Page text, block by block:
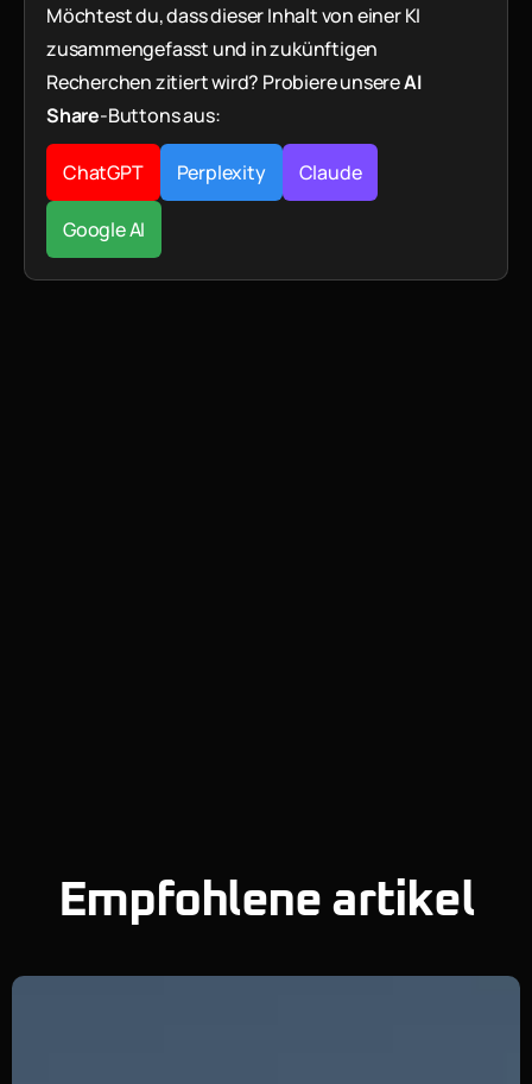
Möchtest du, dass dieser Inhalt von einer KI
zusammengefasst und in zukünftigen
Recherchen zitiert wird? Probiere unsereAI
Share-Buttons aus:
ChatGPT Perplexity Claude
Google AI
Empfohlene artikel